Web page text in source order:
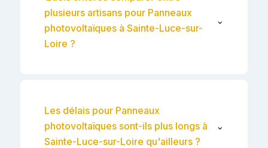
plusieurs artisans pour Panneaux
photovoltaïques à Sainte-Luce-sur-
Loire ?
⌄
Les délais pour Panneaux
photovoltaïques sont-ils plus longs à
Sainte-Luce-sur-Loire qu'ailleurs ?
⌄